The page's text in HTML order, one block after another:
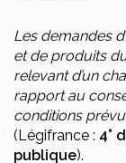
Les demandes
et de produits
relevant d’un
rapport au
conditions
(Légifrance : 4°
publique).